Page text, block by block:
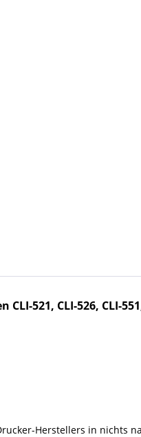
521, CLI-526, CLI-
Herstellers in nichts